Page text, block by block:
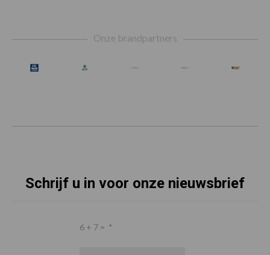
Onze brandpartners
Schrijf u in voor onze nieuwsbrief
6 + 7 = *